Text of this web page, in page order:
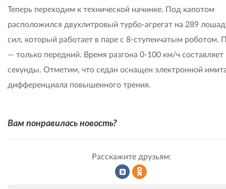
Теперь переходим к технической начинке. Под капотом
расположился двухлитровый турбо-агрегат на 289
сил, который работает в паре с 8-ступенчатым роботом.
— только передний. Время разгона 0-100 км/ч составляет
секунды. Отметим, что седан оснащен электронной
дифференциала повышенного трения.
Вам понравилась новость?
Расскажите друзьям: